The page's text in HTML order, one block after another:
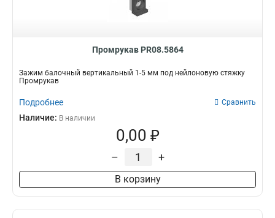
Промрукав PR08.5864
Зажим балочный вертикальный 1-5 мм под нейлоновую стяжку
Промрукав
Подробнее Сравнить
Наличие: В наличии
0,00 ₽
– +
В корзину